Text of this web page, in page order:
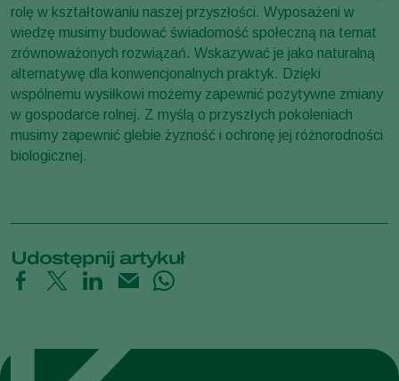
rolę w kształtowaniu naszej przyszłości. Wyposażeni w
wiedzę musimy budować świadomość społeczną na temat
zrównoważonych rozwiązań. Wskazywać je jako naturalną
alternatywę dla konwencjonalnych praktyk. Dzięki
wspólnemu wysiłkowi możemy zapewnić pozytywne zmiany
w gospodarce rolnej. Z myślą o przyszłych pokoleniach
musimy zapewnić glebie żyzność i ochronę jej różnorodności
biologicznej.
Udostępnij artykuł